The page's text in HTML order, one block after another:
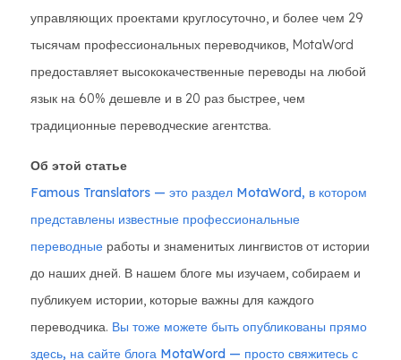
управляющих проектами круглосуточно, и более чем 29
тысячам профессиональных переводчиков, MotaWord
предоставляет высококачественные переводы на любой
язык на 60% дешевле и в 20 раз быстрее, чем
традиционные переводческие агентства.
Об этой статье
Famous Translators — это раздел MotaWord, в котором
представлены известные профессиональные
переводные работы и знаменитых лингвистов от истории
до наших дней. В нашем блоге мы изучаем, собираем и
публикуем истории, которые важны для каждого
переводчика. Вы тоже можете быть опубликованы прямо
здесь, на сайте блога MotaWord — просто свяжитесь с